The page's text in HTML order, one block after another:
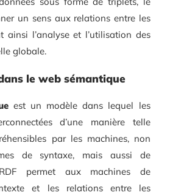
un sens aux relations entre les
ainsi l’analyse et l’utilisation des
globale.
le web sémantique
est un modèle dans lequel les
d’une manière telle
par les machines, non
de syntaxe, mais aussi de
permet aux machines de
et les relations entre les